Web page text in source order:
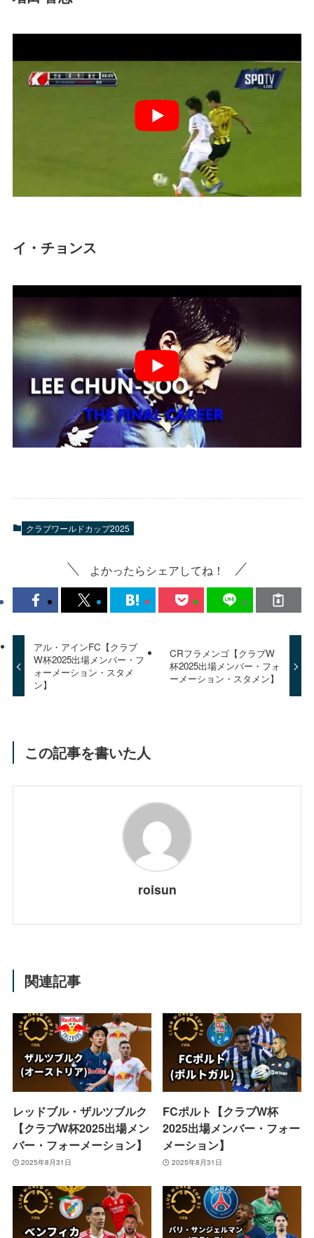
イ・チョンス
クラブワールドカップ2025
よかったらシェアしてね！
アル・アインFC【クラブ
W杯2025出場メンバー・フ
ォーメーション・スタメ
ン】
CRフラメンゴ【クラブW
杯2025出場メンバー・フォ
ーメーション・スタメン】
この記事を書いた人
roisun
関連記事
レッドブル・ザルツブルク
【クラブW杯2025出場メン
バー・フォーメーション】
2025年8月31日
FCポルト【クラブW杯
2025出場メンバー・フォー
メーション】
2025年8月31日